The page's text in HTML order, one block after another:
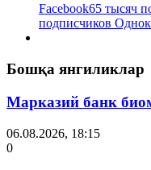
Facebook65 тысяч
подписчиков
Бошқа янгиликлар
Марказий банк
06.08.2026, 18:15
0